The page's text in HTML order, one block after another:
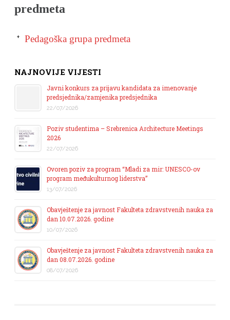
predmeta
Pedagoška grupa predmeta
NAJNOVIJE VIJESTI
Javni konkurs za prijavu kandidata za imenovanje
predsjednika/zamjenika predsjednika
22/07/2026
Poziv studentima – Srebrenica Architecture Meetings
2026
22/07/2026
Ovoren poziv za program “Mladi za mir: UNESCO-ov
program međukulturnog liderstva”
13/07/2026
Obavještenje za javnost Fakulteta zdravstvenih nauka za
dan 10.07.2026. godine
10/07/2026
Obavještenje za javnost Fakulteta zdravstvenih nauka za
dan 08.07.2026. godine
08/07/2026